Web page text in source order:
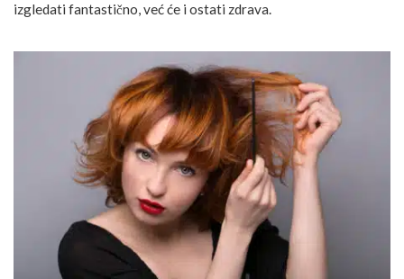
izgledati fantastično, već će i ostati zdrava.